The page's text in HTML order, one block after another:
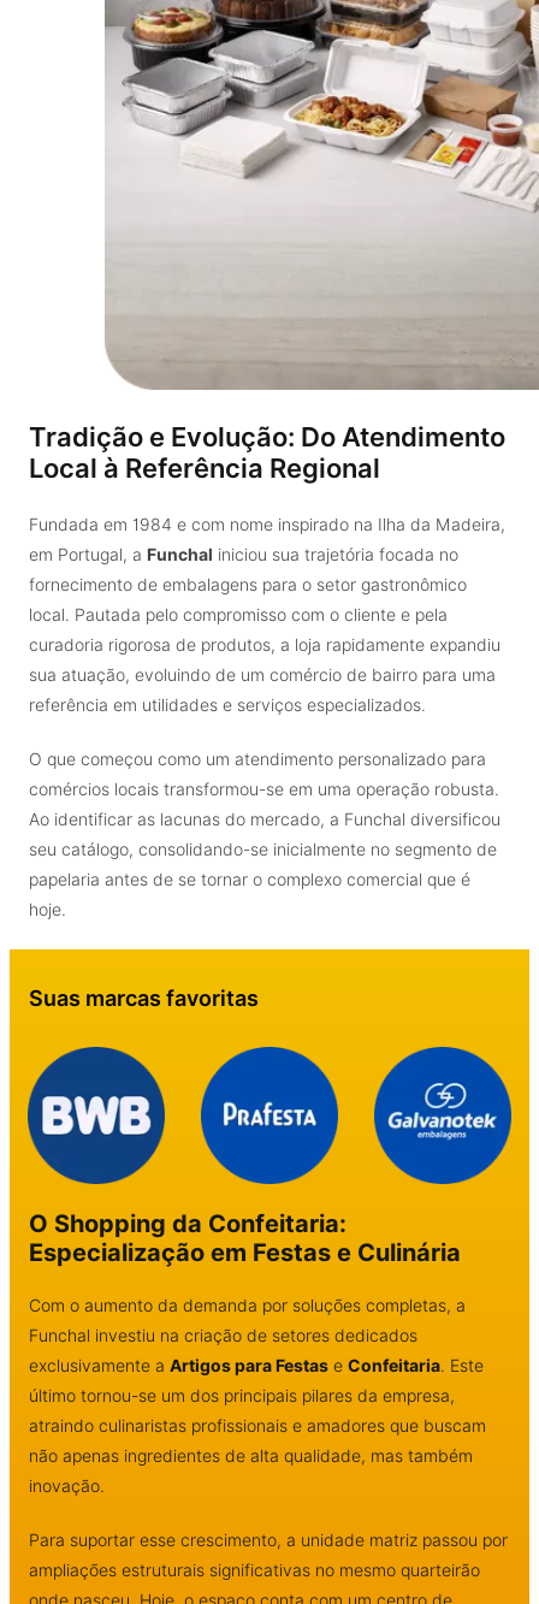
Tradição e Evolução: Do Atendimento
Local à Referência Regional
Fundada em 1984 e com nome inspirado na Ilha da Madeira,
em Portugal, a Funchal iniciou sua trajetória focada no
fornecimento de embalagens para o setor gastronômico
local. Pautada pelo compromisso com o cliente e pela
curadoria rigorosa de produtos, a loja rapidamente expandiu
sua atuação, evoluindo de um comércio de bairro para uma
referência em utilidades e serviços especializados.
O que começou como um atendimento personalizado para
comércios locais transformou-se em uma operação robusta.
Ao identificar as lacunas do mercado, a Funchal diversificou
seu catálogo, consolidando-se inicialmente no segmento de
papelaria antes de se tornar o complexo comercial que é
hoje.
Suas marcas favoritas
O Shopping da Confeitaria:
Especialização em Festas e Culinária
Com o aumento da demanda por soluções completas, a
Funchal investiu na criação de setores dedicados
exclusivamente a Artigos para Festas e Confeitaria. Este
último tornou-se um dos principais pilares da empresa,
atraindo culinaristas profissionais e amadores que buscam
não apenas ingredientes de alta qualidade, mas também
inovação.
Para suportar esse crescimento, a unidade matriz passou por
ampliações estruturais significativas no mesmo quarteirão
onde nasceu. Hoje, o espaço conta com um centro de